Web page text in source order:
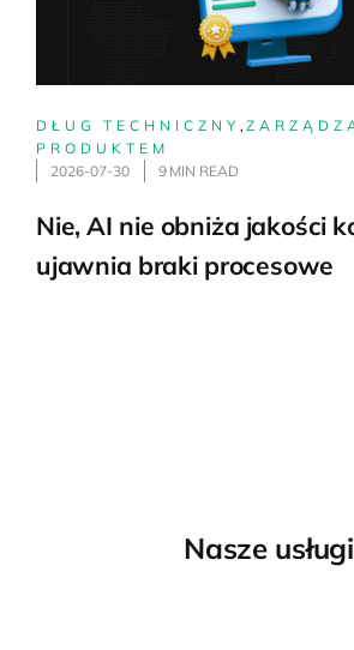
DŁUG TECHNICZNY,
PRODUKTEM
2026-07-30
9 MIN READ
Nie, AI nie obniża jakości
ujawnia braki procesowe
Nasze usługi